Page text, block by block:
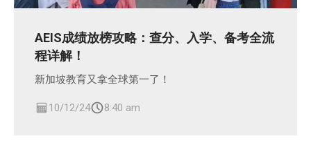
AEIS成绩放榜攻略：查分、入学、备考全流
程详解！
新加坡教育又拿全球第一了！
10/12/24 8:40 am